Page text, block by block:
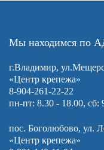
Мы находимся по
г.Владимир,
«Центр крепежа»
8-904-261-22-22
пн-пт: 8.30 - 18.00, сб:
пос. Боголюбово, ул.
«Центр крепежа»